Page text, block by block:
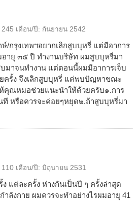
245 เดือน/ปี: กันยายน 2542
/กรุงเทพฯอยากเลิกสูบบุหรี่ แต่มีอาการ
อายุ ๓๕ ปี ทำงานบริษัท ผมสูบบุหรี่มา
มาจนทำงาน แต่ตอนนี้ผมมีอาการเจ็บ
ครั้ง จึงเลิกสูบบุหรี่ แต่พบปัญหาขณะ
คุณหมอช่วยแนะนำให้ด้วยครับ๑.การ
หรือควรจะค่อยๆหยุด๒.ถ้าสูบบุหรี่มา
110 เดือน/ปี: มิถุนายน 2531
แต่ละครั้ง ห่างกันเป็นปี ๆ ครั้งล่าสุด
ำลังกาย ผมควรจะทำอย่างไรผมอายุ 41